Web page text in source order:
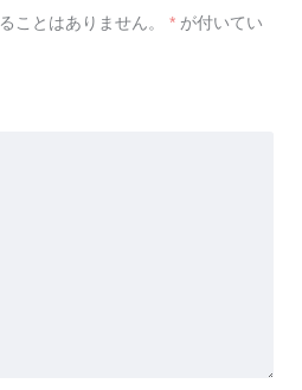
ことはありません。 * が付いてい